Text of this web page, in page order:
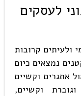
לעסקים
ולעיתים קרובות
נמצאים כיום
השלישי של המאה ה- 21 מול אתגרים וקשיים
וקשיים,